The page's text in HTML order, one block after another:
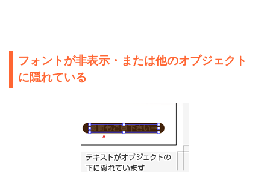
フォントが非表示・または他のオブジェクト
に隠れている